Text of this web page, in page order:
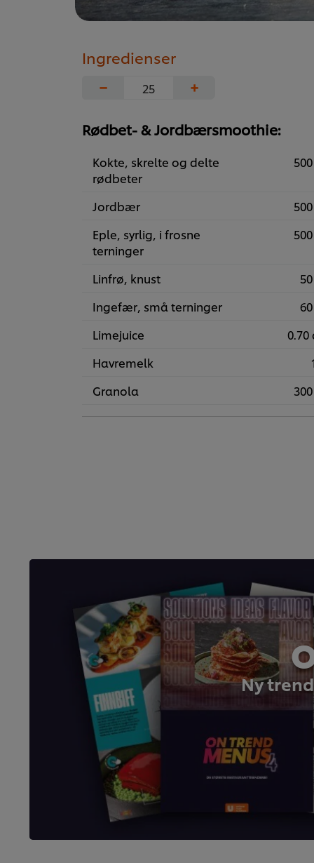
Ingredienser
−
+
Rødbet- & Jordbærsmoothie:
Kokte, skrelte og delte
rødbeter
Jordbær
Eple, syrlig, i frosne
terninger
Linfrø, knust
Ingefær, små terninger
Limejuice
0.70
Havremelk
Granola
Ny